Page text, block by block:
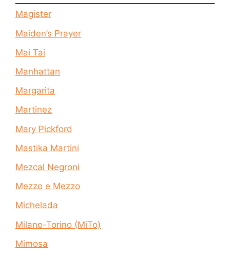
Magister
Maiden’s Prayer
Mai Tai
Manhattan
Margarita
Martinez
Mary Pickford
Mastika Martini
Mezcal Negroni
Mezzo e Mezzo
Michelada
Milano-Torino (MiTo)
Mimosa